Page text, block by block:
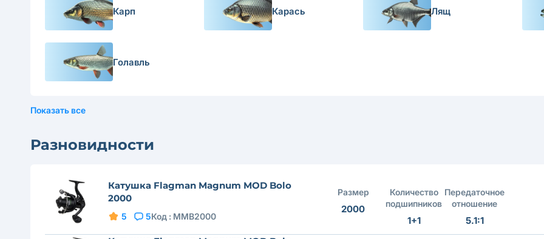
Карп Карась Лящ
Голавль
Показать все
Разновидности
Катушка Flagman Magnum MOD Bolo
2000
5 5Код : MMB2000
Размер
2000
Количество
подшипников
1+1
Передаточное
отношение
5.1:1